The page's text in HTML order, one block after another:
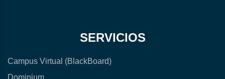
SERVICIOS
Campus Virtual (BlackBoard)
Dominium